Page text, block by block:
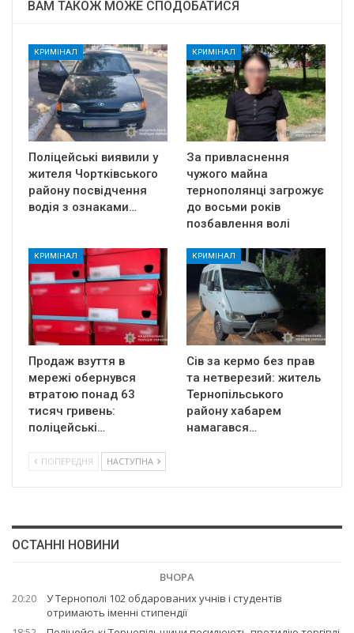
ВАМ ТАКОЖ МОЖЕ СПОДОБАТИСЯ
КРИМІНАЛ
Поліцейські виявили у
жителя Чортківського
району посвідчення
водія з ознаками…
КРИМІНАЛ
За привласнення
чужого майна
тернополянці загрожує
до восьми років
позбавлення волі
КРИМІНАЛ
Продаж взуття в
мережі обернувся
втратою понад 63
тисяч гривень:
поліцейські…
КРИМІНАЛ
Сів за кермо без прав
та нетверезий: житель
Тернопільського
району хабарем
намагався…
ПОПЕРЕДНЯ НАСТУПНА
ОСТАННІ НОВИНИ
ВЧОРА
20:20
У Тернополі 102 обдарованих учнів і студентів
отримають іменні стипендії